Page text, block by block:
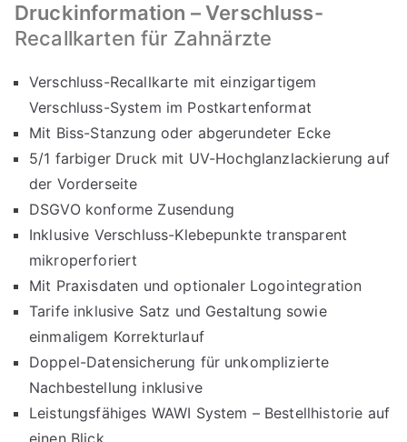
Druckinformation – Verschluss-
Recallkarten für Zahnärzte
Verschluss-Recallkarte mit einzigartigem
Verschluss-System im Postkartenformat
Mit Biss-Stanzung oder abgerundeter Ecke
5/1 farbiger Druck mit UV-Hochglanzlackierung auf
der Vorderseite
DSGVO konforme Zusendung
Inklusive Verschluss-Klebepunkte transparent
mikroperforiert
Mit Praxisdaten und optionaler Logointegration
Tarife inklusive Satz und Gestaltung sowie
einmaligem Korrekturlauf
Doppel-Datensicherung für unkomplizierte
Nachbestellung inklusive
Leistungsfähiges WAWI System – Bestellhistorie auf
einen Blick